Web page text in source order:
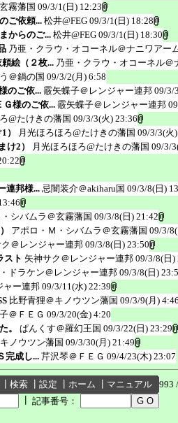
霧藩国 09/3/1(日) 12:23
ご依頼... 松井@FEG 09/3/1(日) 18:28
からのご... 松井@FEG 09/3/1(日) 18:30
乃亜・クラウ・オコーネル＠ナニワアー
絵（２枚... 乃亜・クラウ・オコーネル＠
＠鍋の国 09/3/2(月) 6:58
のご依... 霰矢蝶子＠レンジャー連邦 09/3/
Ｇ様のご依... 霰矢蝶子＠レンジャー連邦
@たけきの藩国 09/3/3(火) 23:36
）
月光ほろほろ@たけきの藩国 09/3/3(火
2）
月光ほろほろ@たけきの藩国 09/3/
連邦様... 忌闇装介＠akiharu国 09/3/8(日)
シバムラ＠玄霧藩国 09/3/8(日) 21:42
アポロ・Ｍ・シバムラ＠玄霧藩国 09/3/
＠レンジャー連邦09/3/8(日) 23:50
スト 矢神サク＠レンジャー連邦 09/3/8(日)
ドラケン＠レンジャー連邦 09/3/8(日)
ャー連邦 09/3/11(水) 22:39
比野青狸＠キノウツン藩国 09/3/9(月) 4:46
＠ＦＥＧ 09/3/20(金) 4:20
。
ぱんくす＠羅幻王国 09/3/22(日) 23:29
ノウツン藩国 09/3/30(月) 21:49
完成し... 芹沢琴＠ＦＥＧ 09/4/23(木) 23:07
検索 設定 ホーム マニュアル 993
記事番号：